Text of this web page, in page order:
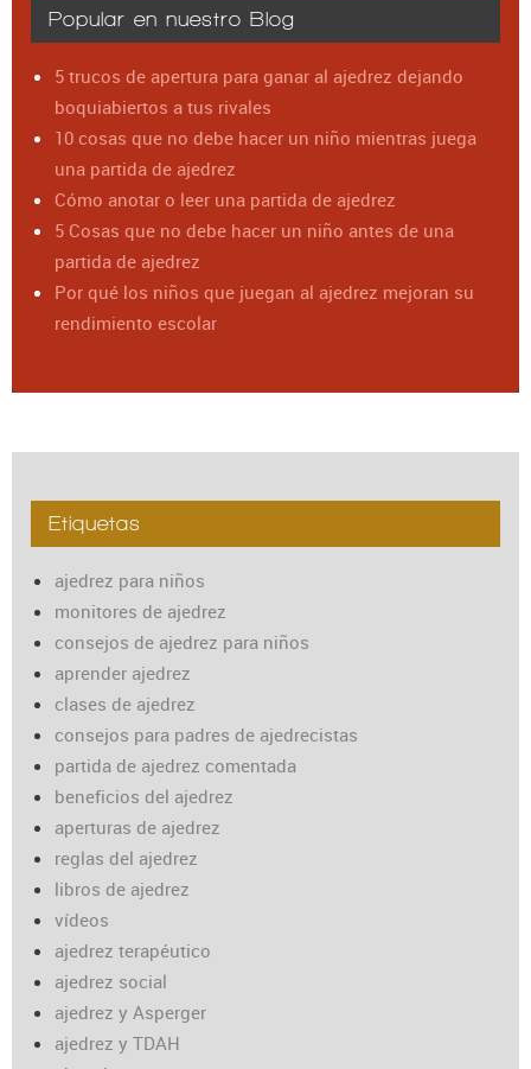
Popular en nuestro Blog
5 trucos de apertura para ganar al ajedrez dejando
boquiabiertos a tus rivales
10 cosas que no debe hacer un niño mientras juega
una partida de ajedrez
Cómo anotar o leer una partida de ajedrez
5 Cosas que no debe hacer un niño antes de una
partida de ajedrez
Por qué los niños que juegan al ajedrez mejoran su
rendimiento escolar
Etiquetas
ajedrez para niños
monitores de ajedrez
consejos de ajedrez para niños
aprender ajedrez
clases de ajedrez
consejos para padres de ajedrecistas
partida de ajedrez comentada
beneficios del ajedrez
aperturas de ajedrez
reglas del ajedrez
libros de ajedrez
vídeos
ajedrez terapéutico
ajedrez social
ajedrez y Asperger
ajedrez y TDAH